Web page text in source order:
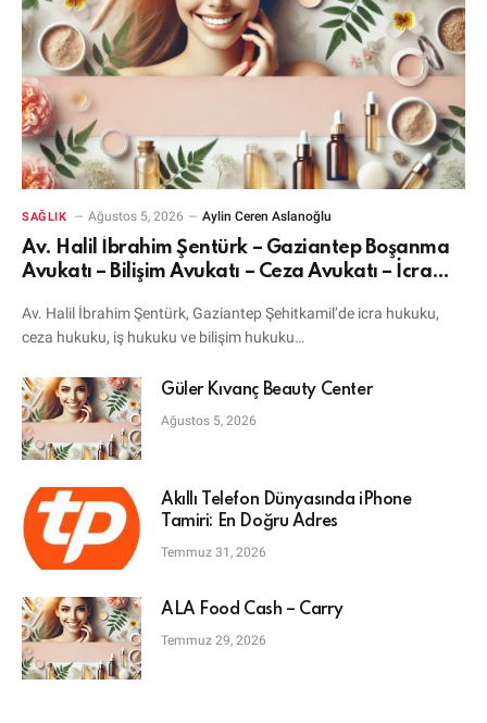
SAĞLIK Ağustos 5, 2026 Aylin Ceren Aslanoğlu
Av. Halil İbrahim Şentürk – Gaziantep Boşanma
Avukatı – Bilişim Avukatı – Ceza Avukatı – İcra
Av. Halil İbrahim Şentürk, Gaziantep Şehitkamil’de icra hukuku,
ceza hukuku, iş hukuku ve bilişim hukuku…
Güler Kıvanç Beauty Center
Ağustos 5, 2026
Akıllı Telefon Dünyasında iPhone
Tamiri: En Doğru Adres
Temmuz 31, 2026
ALA Food Cash – Carry
Temmuz 29, 2026